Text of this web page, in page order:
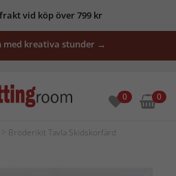
vid köp över 799 kr
med kreativa stunder →
0 0
> Broderikit Tavla Skidskorfärd